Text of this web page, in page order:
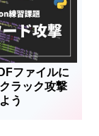
ファイルに
ラック攻撃
う